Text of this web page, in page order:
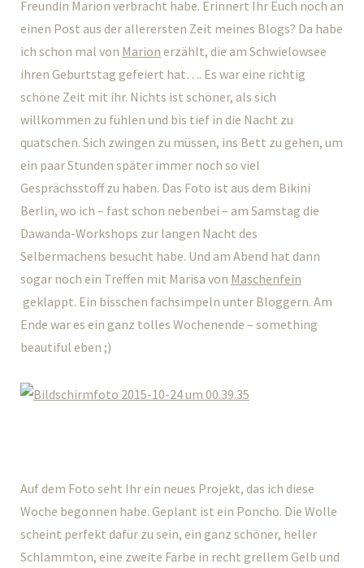
Freundin Marion verbracht habe. Erinnert Ihr Euch noch an
einen Post aus der allerersten Zeit meines Blogs? Da habe
ich schon mal von Marion erzählt, die am Schwielowsee
ihren Geburtstag gefeiert hat…. Es war eine richtig
schöne Zeit mit ihr. Nichts ist schöner, als sich
willkommen zu fühlen und bis tief in die Nacht zu
quatschen. Sich zwingen zu müssen, ins Bett zu gehen, um
ein paar Stunden später immer noch so viel
Gesprächsstoff zu haben. Das Foto ist aus dem Bikini
Berlin, wo ich – fast schon nebenbei – am Samstag die
Dawanda-Workshops zur langen Nacht des
Selbermachens besucht habe. Und am Abend hat dann
sogar noch ein Treffen mit Marisa von Maschenfein
geklappt. Ein bisschen fachsimpeln unter Bloggern. Am
Ende war es ein ganz tolles Wochenende – something
beautiful eben ;)
Auf dem Foto seht Ihr ein neues Projekt, das ich diese
Woche begonnen habe. Geplant ist ein Poncho. Die Wolle
scheint perfekt dafür zu sein, ein ganz schöner, heller
Schlammton, eine zweite Farbe in recht grellem Gelb und